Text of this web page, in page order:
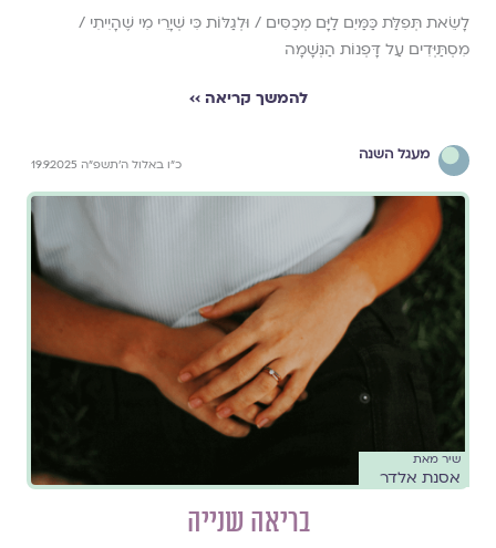
לָשֵׂאת תְּפִלַּת כַּמַּיִם לַיָּם מְכַסִּים / וּלְגַלּוֹת כִּי שְׁיָרֵי מִי שֶׁהָיִיתִי /
מִסְתַּיְּדִים עַל דָּפְנוֹת הַנְּשָׁמָה
להמשך קריאה ››
מעגל השנה
כ״ו באלול ה׳תשפ״ה 19.9.2025
שיר מאת
אסנת אלדר
בריאה שנייה